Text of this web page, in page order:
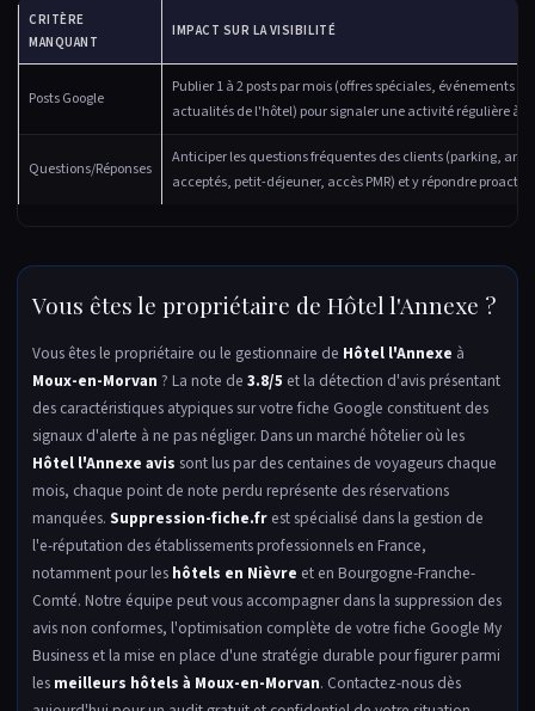
CRITÈRE
MANQUANT
IMPACT SUR LA VISIBILITÉ
Posts Google
Publier 1 à 2 posts par mois (offres spéciales, événements
actualités de l'hôtel) pour signaler une activité régulière à
Questions/Réponses
Anticiper les questions fréquentes des clients (parking,
acceptés, petit-déjeuner, accès PMR) et y répondre
Vous êtes le propriétaire de Hôtel l'Annexe ?
Vous êtes le propriétaire ou le gestionnaire de Hôtel l'Annexe à
Moux-en-Morvan ? La note de 3.8/5 et la détection d'avis présentant
des caractéristiques atypiques sur votre fiche Google constituent des
signaux d'alerte à ne pas négliger. Dans un marché hôtelier où les
Hôtel l'Annexe avis sont lus par des centaines de voyageurs chaque
mois, chaque point de note perdu représente des réservations
manquées. Suppression-fiche.fr est spécialisé dans la gestion de
l'e-réputation des établissements professionnels en France,
notamment pour les hôtels en Nièvre et en Bourgogne-Franche-
Comté. Notre équipe peut vous accompagner dans la suppression des
avis non conformes, l'optimisation complète de votre fiche Google My
Business et la mise en place d'une stratégie durable pour figurer parmi
les meilleurs hôtels à Moux-en-Morvan. Contactez-nous dès